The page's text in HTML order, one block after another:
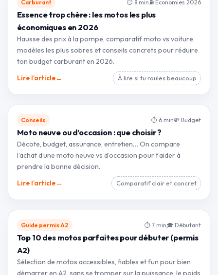
Carburant ⏱ 8 min ⛽ Économies 2026
Essence trop chère : les motos les plus
économiques en 2026
Hausse des prix à la pompe, comparatif moto vs voiture,
modèles les plus sobres et conseils concrets pour réduire
ton budget carburant en 2026.
Lire l’article→ À lire si tu roules beaucoup
Conseils ⏱ 6 min💸 Budget
Moto neuve ou d’occasion : que choisir ?
Décote, budget, assurance, entretien… On compare
l’achat d’une moto neuve vs d’occasion pour t’aider à
prendre la bonne décision.
Lire l’article→ Comparatif clair et concret
Guide permis A2 ⏱ 7 min🎓 Débutant
Top 10 des motos parfaites pour débuter (permis
A2)
Sélection de motos accessibles, fiables et fun pour bien
démarrer en A2, sans se tromper sur la puissance, le poids